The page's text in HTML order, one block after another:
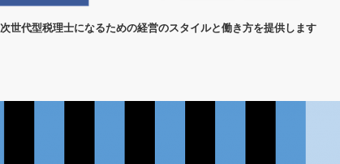
次世代型税理士になるための経営のスタイルと働き方を提供します